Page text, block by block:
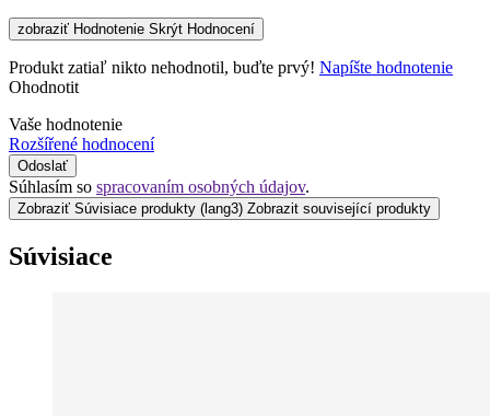
zobraziť Hodnotenie Skrýt Hodnocení
Produkt zatiaľ nikto nehodnotil, buďte prvý! Napíšte hodnotenie
Ohodnotit
Vaše hodnotenie
Rozšířené hodnocení
Odoslať
Súhlasím so spracovaním osobných údajov.
Zobraziť Súvisiace produkty (lang3) Zobrazit související produkty
Súvisiace